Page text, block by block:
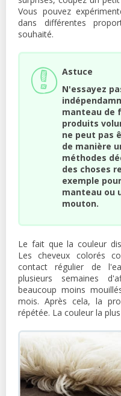
Vous pouvez
dans différentes
souhaité.
Astuce
N'essayez
manteau de
produits
ne peut pas
de manière
méthodes
des choses
exemple
manteau ou
mouton.
Le fait que la couleur
Les cheveux colorés
contact régulier de
plusieurs semaines
beaucoup moins
mois. Après cela, la
répétée. La couleur la